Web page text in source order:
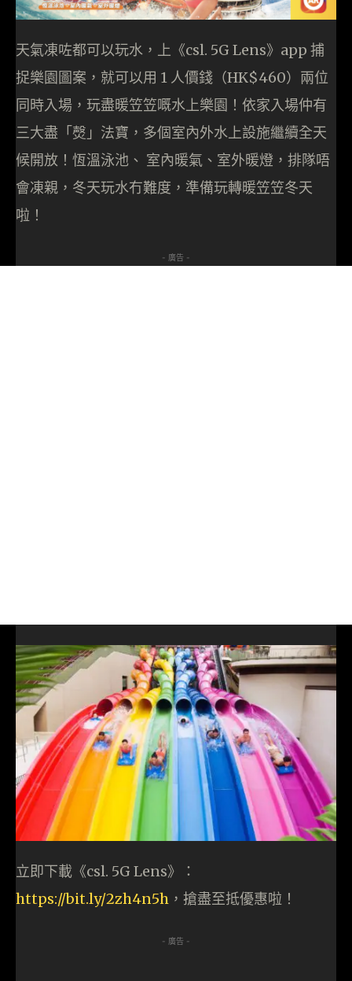
天氣凍咗都可以玩水，上《csl. 5G Lens》app 捕
捉樂園圖案，就可以用 1 人價錢（HK$460）兩位
同時入場，玩盡暖笠笠嘅水上樂園！依家入場仲有
三大盡「㷫」法寶，多個室內外水上設施繼續全天
候開放！恆溫泳池、 室內暖氣、室外暖燈，排隊唔
會凍親，冬天玩水冇難度，準備玩轉暖笠笠冬天
啦！
- 廣告 -
立即下載《csl. 5G Lens》：
https://bit.ly/2zh4n5h ，搶盡至抵優惠啦！
- 廣告 -